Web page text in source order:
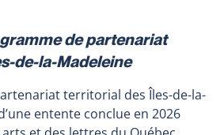
dans
une
fenêtre
de partenariat
de-la-Madeleine
territorial des Îles-de-la-
entente conclue en 2026